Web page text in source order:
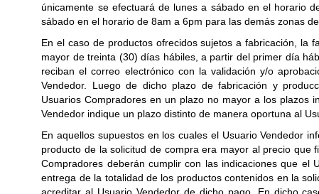
únicamente se efectuará de lunes a sábado en el horario
sábado en el horario de 8am a 6pm para las demás zonas
En el caso de productos ofrecidos sujetos a fabricación, la
mayor de treinta (30) días hábiles, a partir del primer día
reciban el correo electrónico con la validación y/o
Vendedor. Luego de dicho plazo de fabricación y
Usuarios Compradores en un plazo no mayor a los plazos
Vendedor indique un plazo distinto de manera oportuna al
En aquellos supuestos en los cuales el Usuario Vendedor
producto de la solicitud de compra era mayor al precio
Compradores deberáncumplir con las indicaciones que el
entrega de la totalidad de los productos contenidos en la